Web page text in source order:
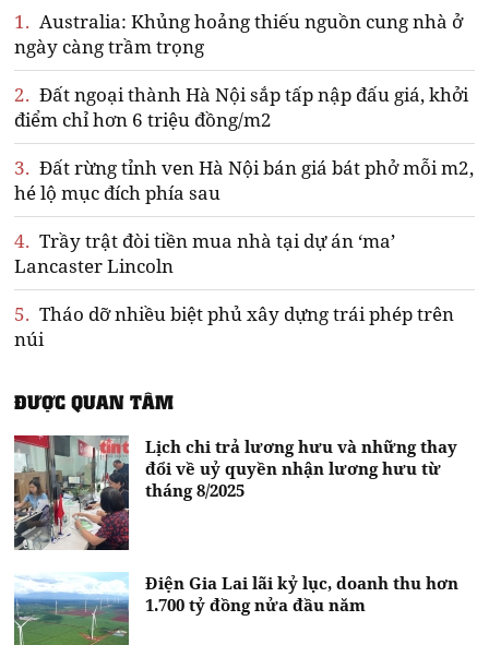
1. Australia: Khủng hoảng thiếu nguồn cung nhà ở
ngày càng trầm trọng
2. Đất ngoại thành Hà Nội sắp tấp nập đấu giá, khởi
điểm chỉ hơn 6 triệu đồng/m2
3. Đất rừng tỉnh ven Hà Nội bán giá bát phở mỗi m2,
hé lộ mục đích phía sau
4. Trầy trật đòi tiền mua nhà tại dự án ‘ma’
Lancaster Lincoln
5. Tháo dỡ nhiều biệt phủ xây dựng trái phép trên
núi
ĐƯỢC QUAN TÂM
Lịch chi trả lương hưu và những thay
đổi về uỷ quyền nhận lương hưu từ
tháng 8/2025
Điện Gia Lai lãi kỷ lục, doanh thu hơn
1.700 tỷ đồng nửa đầu năm